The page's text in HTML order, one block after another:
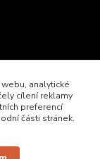
analytické
cílení reklamy
preferencí
části stránek.